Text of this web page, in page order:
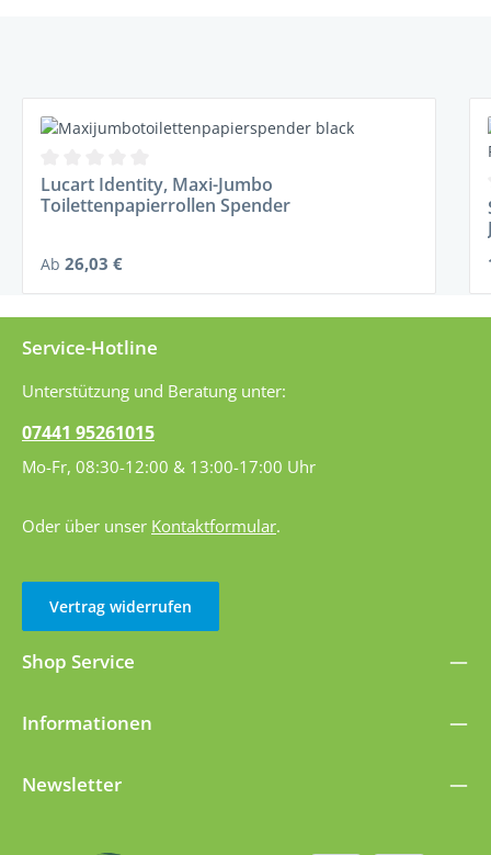
Durchschnittliche Bewertung von 0 von 5 Sternen
Lucart Identity, Maxi-Jumbo
Toilettenpapierrollen Spender
Regulärer Preis:
Ab 26,03 €
Service-Hotline
Unterstützung und Beratung unter:
07441 95261015
Mo-Fr, 08:30-12:00 & 13:00-17:00 Uhr
Oder über unser Kontaktformular.
Vertrag widerrufen
Shop Service
Informationen
Newsletter